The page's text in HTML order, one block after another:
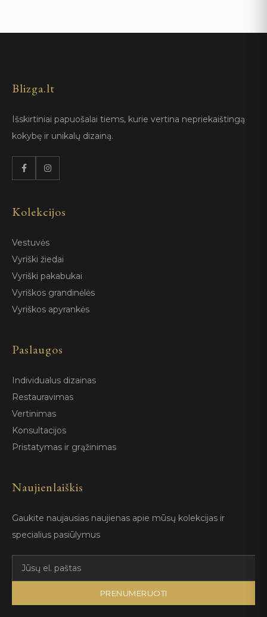
Blizga.lt
Išskirtiniai papuošalai tiems, kurie vertina nepriekaištingą
kokybę ir unikalų dizainą.
Kolekcijos
Vestuvės
Vyriški žiedai
Vyriški pakabukai
Vyriškos grandinėlės
Vyriškos apyrankės
Paslaugos
Individualus dizainas
Restauravimas
Vertinimas
Konsultacijos
Pristatymas ir grąžinimas
Naujienlaiškis
Gaukite naujausias naujienas apie mūsų kolekcijas ir
specialius pasiūlymus
PRENUMERUOTI